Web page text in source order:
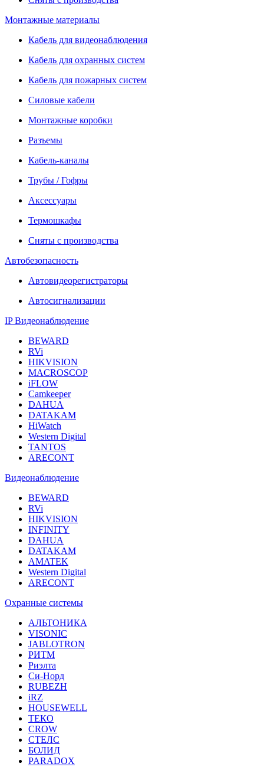
Монтажные материалы
Кабель для видеонаблюдения
Кабель для охранных систем
Кабель для пожарных систем
Силовые кабели
Монтажные коробки
Разъемы
Кабель-каналы
Трубы / Гофры
Аксессуары
Термошкафы
Сняты с производства
Автобезопасность
Автовидеорегистраторы
Автосигнализации
IP Видеонаблюдение
BEWARD
RVi
HIKVISION
MACROSCOP
iFLOW
Camkeeper
DAHUA
DATAKAM
HiWatch
Western Digital
TANTOS
ARECONT
Видеонаблюдение
BEWARD
RVi
HIKVISION
INFINITY
DAHUA
DATAKAM
AMATEK
Western Digital
ARECONT
Охранные системы
АЛЬТОНИКА
VISONIC
JABLOTRON
РИТМ
Риэлта
Си-Норд
RUBEZH
iRZ
HOUSEWELL
ТЕКО
CROW
СТЕЛС
БОЛИД
PARADOX